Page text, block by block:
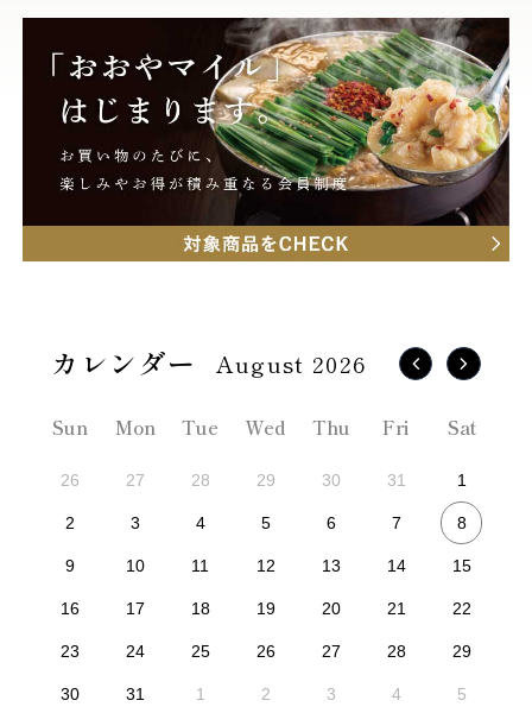
August 2026
Sun Mon Tue Wed Thu Fri Sat
26 27 28 29 30 31 1
2 3 4 5 6 7 8
9 10 11 12 13 14 15
16 17 18 19 20 21 22
23 24 25 26 27 28 29
30 31 1 2 3 4 5